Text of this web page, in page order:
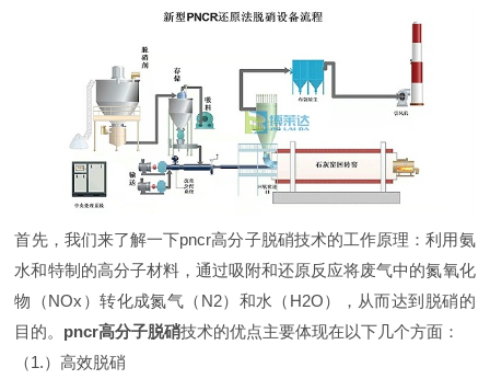
首先，我们来了解一下pncr高分子脱硝技术的工作原理：利用氨
水和特制的高分子材料，通过吸附和还原反应将废气中的氮氧化
物（NOx）转化成氮气（N2）和水（H2O），从而达到脱硝的
目的。 pncr高分子脱硝技术的优点主要体现在以下几个方面：
（1.）高效脱硝